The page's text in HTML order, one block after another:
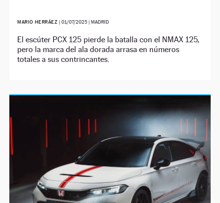
MARIO HERRÁEZ |01/07/2025 | MADRID
El escúter PCX 125 pierde la batalla con el NMAX 125,
pero la marca del ala dorada arrasa en números
totales a sus contrincantes.